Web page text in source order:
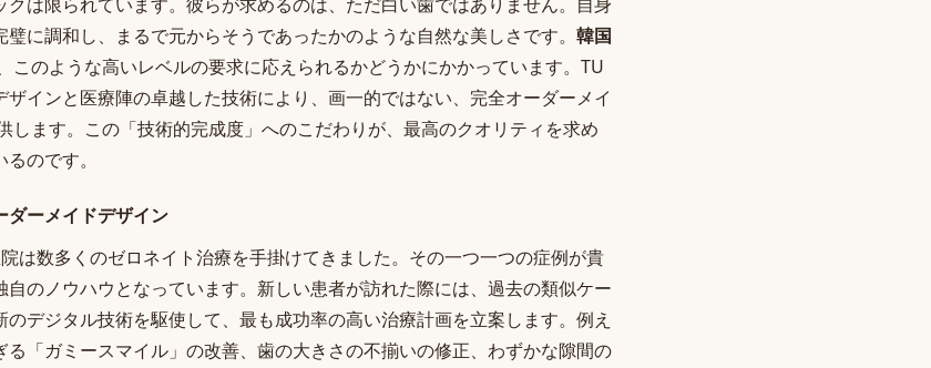
に調和し、まるで元からそうであったかのような自然な美しさです。 韓国
このような高いレベルの要求に応えられるかどうかにかかっています。TU
インと医療陣の卓越した技術により、画一的ではない、完全オーダーメイ
します。この「技術的完成度」へのこだわりが、最高のクオリティを求め
のです。
ダーメイドデザイン
は数多くのゼロネイト治療を手掛けてきました。その一つ一つの症例が貴
のノウハウとなっています。新しい患者が訪れた際には、過去の類似ケー
デジタル技術を駆使して、最も成功率の高い治療計画を立案します。例え
「ガミースマイル」の改善、歯の大きさの不揃いの修正、わずかな隙間の